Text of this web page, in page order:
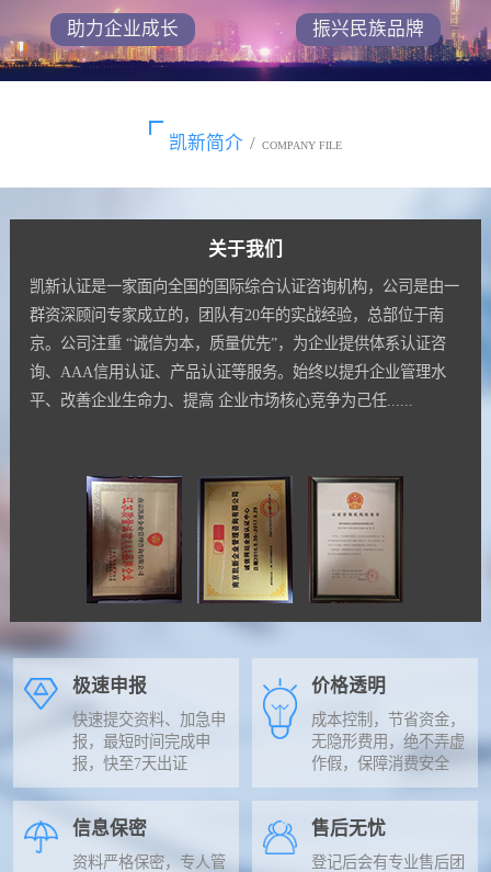
助力企业成长 振兴民族品牌
凯新简介 / COMPANY FILE
关于我们
凯新认证是一家面向全国的国际综合认证咨询机构，公司是由一
群资深顾问专家成立的，团队有20年的实战经验，总部位于南
京。公司注重 “诚信为本，质量优先”，为企业提供体系认证咨
询、AAA信用认证、产品认证等服务。始终以提升企业管理水
平、改善企业生命力、提高 企业市场核心竞争为己任......
极速申报
快速提交资料、加急申
报，最短时间完成申
报，快至7天出证
价格透明
成本控制，节省资金，
无隐形费用，绝不弄虚
作假，保障消费安全
信息保密
资料严格保密，专人管
售后无忧
登记后会有专业售后团